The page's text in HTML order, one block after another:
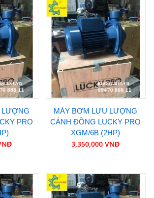
LƯỢNG
PRO
MÁY BƠM LƯU LƯỢNG
CÁNH ĐỒNG LUCKY PRO
XGM/6B (2HP)
3,350,000 VNĐ